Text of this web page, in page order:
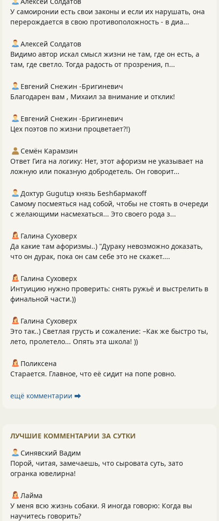
У самоиронии есть свои законы и если их нарушать, она
перерождается в свою противоположность - в диа...
Алексей Солдатов
Видимо автор искал смысл жизни не там, где он есть, а
там, где светло. Тогда радость от прозрения, п...
Евгений Снежин -Бригиневич
Благодарен вам , Михаил за внимание и отклик!
Евгений Снежин -Бригиневич
Цех поэтов по жизни процветает?!)
Семён Карамзин
Ответ Гига на логику: Нет, этот афоризм не указывает на
ложную или показную добродетель. Он говорит...
Дохтур Gugutцэ князь Беshбармакоff
Самому посмеяться над собой, чтобы не стоять в очереди
с желающими насмехаться... Это своего рода з...
Галина Суховерх
Да какие там афоризмы..) "Дураку невозможно доказать,
что он дурак, пока он сам себе это не скажет....
Галина Суховерх
Интуицию нужно проверить: снять ружьё и выстрелить в
финальной части.))
Галина Суховерх
Это так..) Светлая грусть и сожаление: –Как же быстро ты,
лето, пролетело... Опять эта школа! ))
Поликсена
Старается. Главное, что её сидит на попе ровно.
ещё комментарии ⮕
ЛУЧШИЕ КОММЕНТАРИИ ЗА СУТКИ
Синявский Вадим
Порой, читая, замечаешь, что сыровата суть, зато
огранка ювелирна!
Лайма
У меня всю жизнь собаки. Я иногда говорю: Когда вы
научитесь говорить?